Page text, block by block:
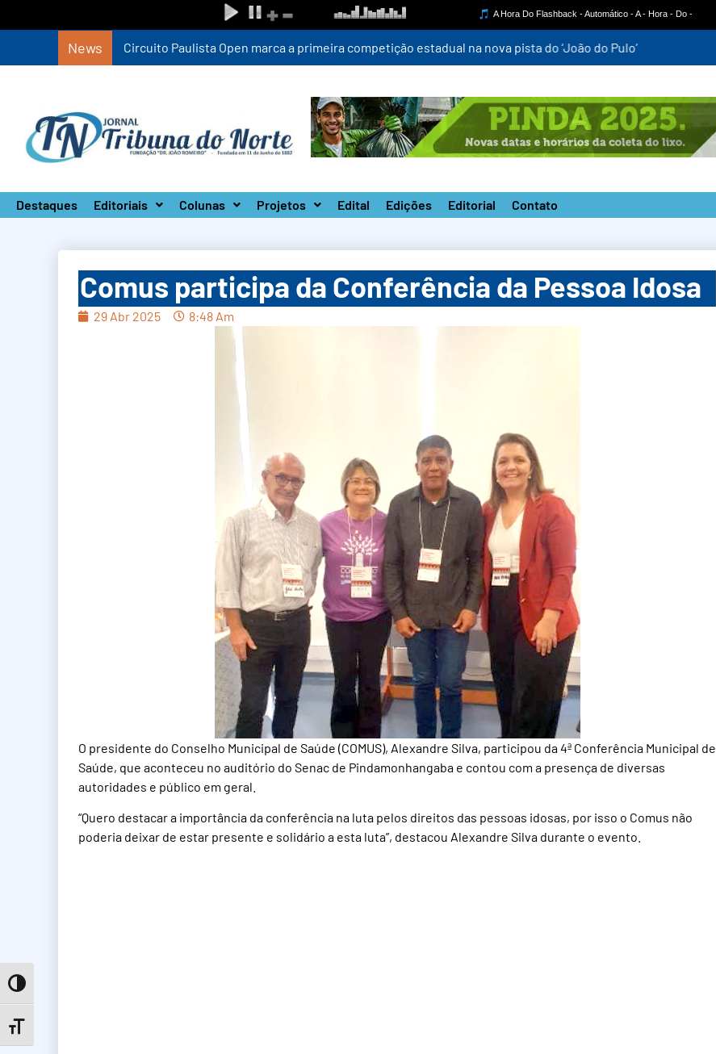
Toggle High Contrast
Toggle Font size
News Circuito Paulista Open marca a primeira competição estadual na nova pista do ‘João do Pulo’
Destaques Editoriais Colunas Projetos Edital Edições Editorial Contato
Comus participa da Conferência da Pessoa Idosa
29 Abr 2025 8:48 Am
O presidente do Conselho Municipal de Saúde (COMUS), Alexandre Silva, participou da 4ª Conferência Municipal de
Saúde, que aconteceu no auditório do Senac de Pindamonhangaba e contou com a presença de diversas
autoridades e público em geral.
“Quero destacar a importância da conferência na luta pelos direitos das pessoas idosas, por isso o Comus não
poderia deixar de estar presente e solidário a esta luta”, destacou Alexandre Silva durante o evento.